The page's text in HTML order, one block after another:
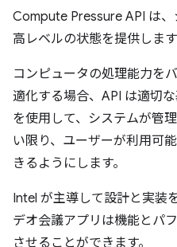
Compute Pressure API は
高レベルの状態を提供します
コンピュータの処理能力を
適化する場合、API は適切
を使用して、システムが管
い限り、ユーザーが利用可
きるようにします。
Intel が主導して設計と実装
デオ会議アプリは機能とパ
させることができます。